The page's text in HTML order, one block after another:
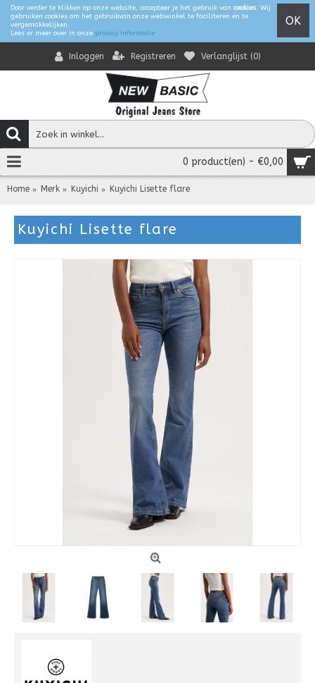
Door verder te klikken op onze website, accepteer je het gebruik van cookies. Wij
gebruiken cookies om het gebruikvan onze webwinkel te faciliteren en te
vergemakkelijken.
Lees er meer over in onze privacy informatie.
OK
Inloggen Registreren Verlanglijst (0)
0 product(en) - €0,00
Home Merk Kuyichi Kuyichi Lisette flare
Kuyichi Lisette flare